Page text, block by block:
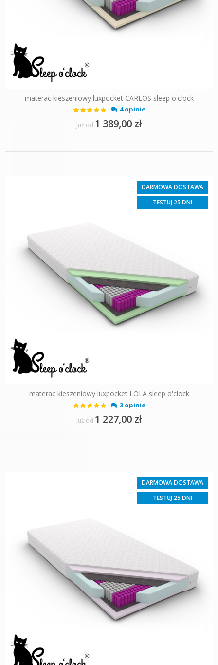
materac kieszeniowy luxpocket CARLOS sleep o'clock
Ocena:
100%
4 opinie
Już od 1 389,00 zł
DARMOWA DOSTAWA
TESTUJ 25 DNI
materac kieszeniowy luxpocket LOLA sleep o'clock
Ocena:
100%
3 opinie
Już od 1 227,00 zł
DARMOWA DOSTAWA
TESTUJ 25 DNI